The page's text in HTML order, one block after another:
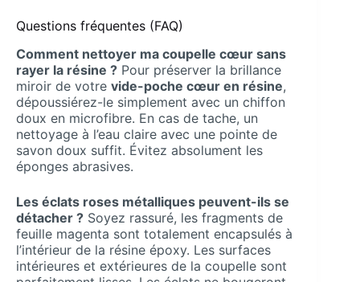
Questions fréquentes (FAQ)
Comment nettoyer ma coupelle cœur sans
rayer la résine ? Pour préserver la brillance
miroir de votre vide-poche cœur en résine,
dépoussiérez-le simplement avec un chiffon
doux en microfibre. En cas de tache, un
nettoyage à l’eau claire avec une pointe de
savon doux suffit. Évitez absolument les
éponges abrasives.
Les éclats roses métalliques peuvent-ils se
détacher ? Soyez rassuré, les fragments de
feuille magenta sont totalement encapsulés à
l’intérieur de la résine époxy. Les surfaces
intérieures et extérieures de la coupelle sont